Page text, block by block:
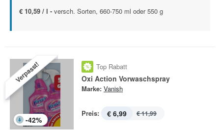
€ 10,59 / l - versch. Sorten, 660-750 ml oder 550 g
Verpasst!
-42%
Top Rabatt
Oxi Action Vorwaschspray
Marke: Vanish
Preis: € 6,99 € 11,99